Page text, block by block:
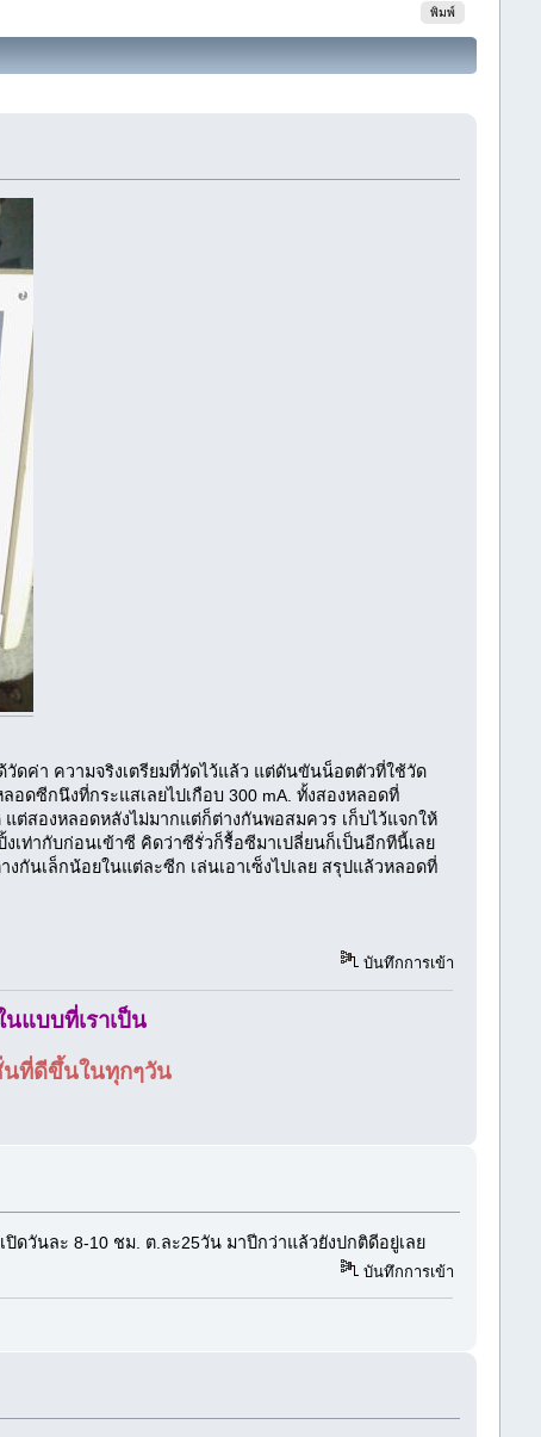
พิมพ์
วัดค่า ความจริงเตรียมที่วัดไว้แล้ว แต่ดันขันน็อตตัวที่ใช้วัด
อดซีกนึงที่กระแสเลยไปเกือบ 300 mA. ทั้งสองหลอดที่
ต่สองหลอดหลังไม่มากแต่ก็ต่างกันพอสมควร เก็บไว้แจกให้
เท่ากับก่อนเข้าซี คิดว่าซีรั่วก็รื้อซีมาเปลี่ยนก็เป็นอีกทีนี้เลย
นเล็กน้อยในแต่ละซีก เล่นเอาเซ็งไปเลย สรุปแล้วหลอดที่
บันทึกการเข้า
แบบที่เราเป็น
นที่ดีขึ้นในทุกๆวัน
ดวันละ 8-10 ชม. ต.ละ25วัน มาปีกว่าแล้วยังปกติดีอยู่เลย
บันทึกการเข้า